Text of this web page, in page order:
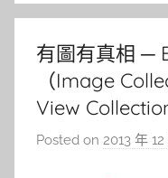
大
學
圖
書
有圖有真相 ─
（Image
View Collection
Posted on 2013 年